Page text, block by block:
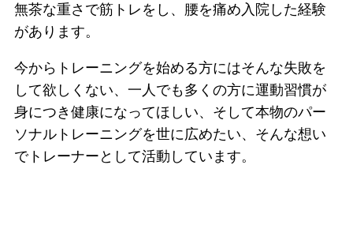
無茶な重さで筋トレをし、腰を痛め入院した経験
があります。
今からトレーニングを始める方にはそんな失敗を
して欲しくない、一人でも多くの方に運動習慣が
身につき健康になってほしい、そして本物のパー
ソナルトレーニングを世に広めたい、そんな想い
でトレーナーとして活動しています。